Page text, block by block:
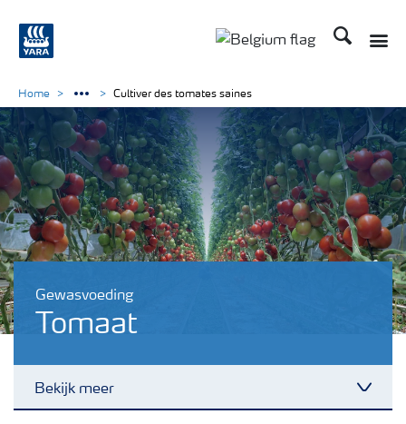
Zoek op
Gewasvoeding
Tomaat
Bekijk meer
Home Cultiver des tomates saines